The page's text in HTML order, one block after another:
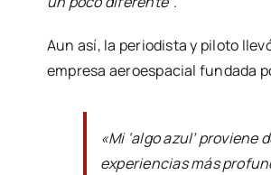
Aun así, la periodista y piloto
empresa aeroespacial fundada
«Mi ‘algo azul’
experiencias más